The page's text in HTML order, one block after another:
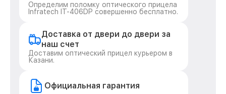
Определим поломку оптического прицела
Infratech IT-406DP совершенно бесплатно.
Доставка от двери до двери за
наш счет
Доставим оптический прицел курьером в
Казани.
Официальная гарантия